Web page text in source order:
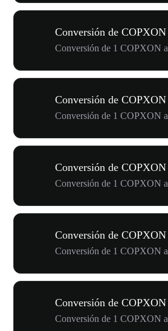
Conversión de COPXON
Conversión de 1 COPXON
Conversión de
Conversión de 1 COPXON
Conversión de
Conversión de 1 COPXON
Conversión de
Conversión de 1 COPXON
Conversión de
Conversión de 1 COPXON